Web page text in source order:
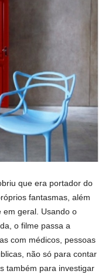
que era portador do
fantasmas, além
em geral. Usando o
o filme passa a
com médicos, pessoas
não só para contar
também para investigar